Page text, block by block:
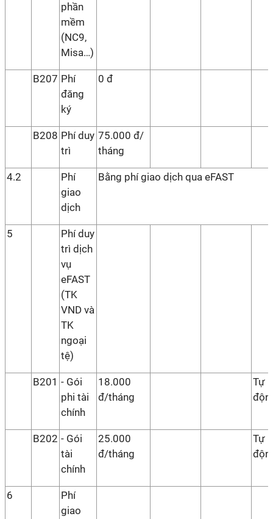
phần
mềm
(NC9,
Misa…)
B207 Phí
đăng
ký
0 đ
B208 Phí duy
trì
75.000 đ/
tháng
4.2
Phí
giao
dịch
Bằng phí giao dịch qua eFAST
5
Phí duy
trì dịch
vụ
eFAST
(TK
VND và
TK
ngoại
tệ)
B201 - Gói
phi tài
chính
18.000
đ/tháng
Tự
B202 - Gói
tài
chính
25.000
đ/tháng
Tự
6
Phí
giao